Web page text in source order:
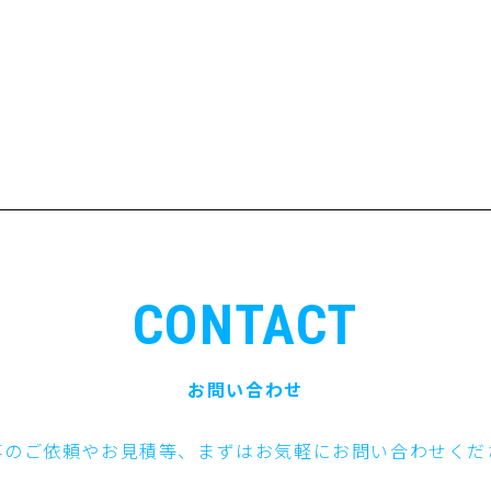
CONTACT
お問い合わせ
ご依頼やお見積等、まずはお気軽にお問い合わせく